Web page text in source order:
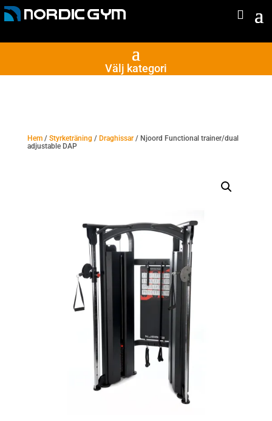
Välj kategori
Hem/ Styrketräning / Draghissar/ Njoord Functional trainer/dual
adjustable DAP